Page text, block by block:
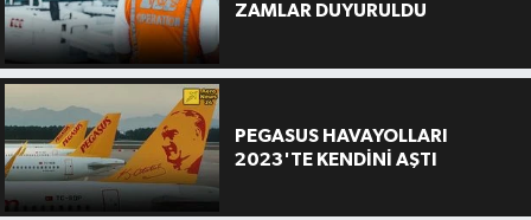
ZAMLAR DUYURULDU
PEGASUS HAVAYOLLARI
2023'TE KENDİNİ AŞTI